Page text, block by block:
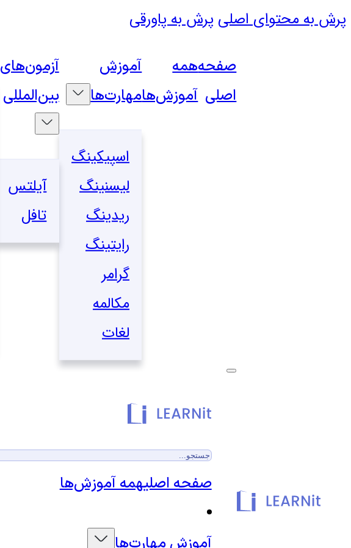
پرش به محتوای اصلی پرش به پاورقی
صفحه
اصلی
همه
آموزش‌ها
آموزش
مهارت‌ها
اسپیکینگ
لیسنینگ
ریدینگ
رایتینگ
گرامر
مکالمه
لغات
آزمون‌های
بین‌المللی
آیلتس
تافل
جستجو
صفحه اصلیهمه آموزش‌ها
آموزش مهارت‌ها